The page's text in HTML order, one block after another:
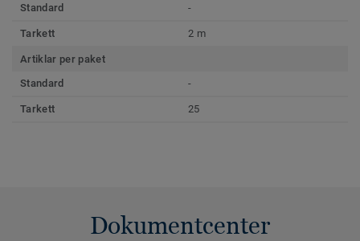
Standard
-
Tarkett 2 m
Artiklar per paket
Standard
-
Tarkett 25
Dokumentcenter